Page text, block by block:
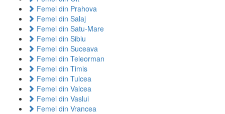
Femei din Prahova
Femei din Salaj
Femei din Satu-Mare
Femei din Sibiu
Femei din Suceava
Femei din Teleorman
Femei din Timis
Femei din Tulcea
Femei din Valcea
Femei din Vaslui
Femei din Vrancea